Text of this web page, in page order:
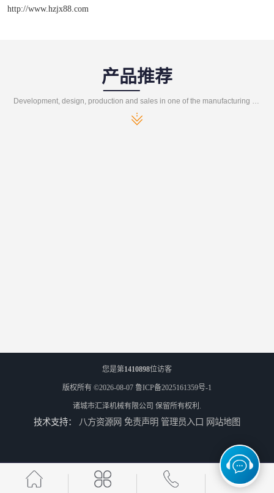
http://www.hzjx88.com
产品推荐
Development, design, production and sales in one of the manufacturing enterprises
您是第1410898位访客
版权所有 ©2026-08-07 鲁ICP备2025161359号-1
诸城市汇泽机械有限公司 保留所有权利.
技术支持： 八方资源网 免责声明 管理员入口 网站地图